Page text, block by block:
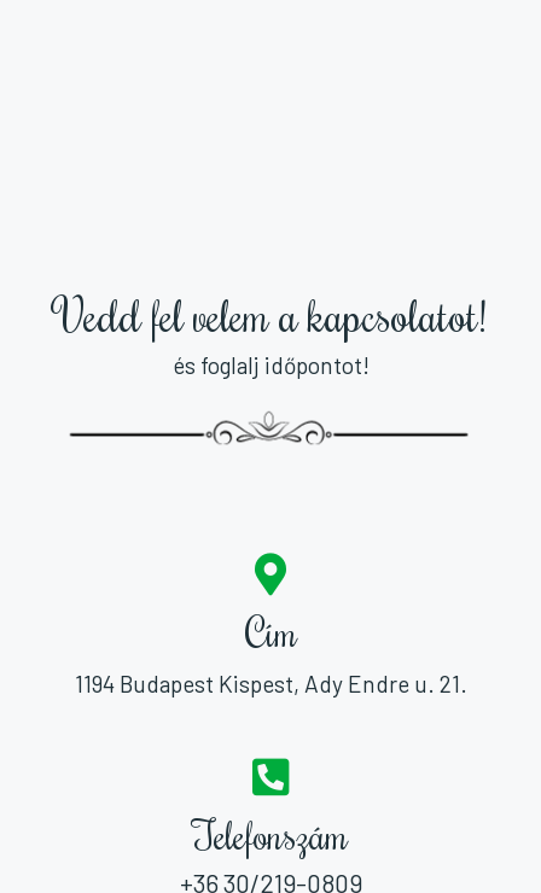
Vedd fel velem a kapcsolatot!
és foglalj időpontot!
Cím
1194 Budapest Kispest, Ady Endre u. 21.
Telefonszám
+36 30/219-0809